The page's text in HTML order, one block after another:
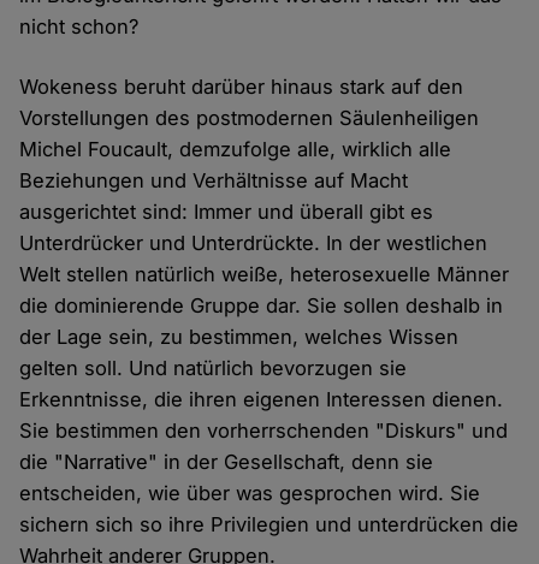
nicht schon?
Wokeness beruht darüber hinaus stark auf den
Vorstellungen des postmodernen Säulenheiligen
Michel Foucault, demzufolge alle, wirklich alle
Beziehungen und Verhältnisse auf Macht
ausgerichtet sind: Immer und überall gibt es
Unterdrücker und Unterdrückte. In der westlichen
Welt stellen natürlich weiße, heterosexuelle Männer
die dominierende Gruppe dar. Sie sollen deshalb in
der Lage sein, zu bestimmen, welches Wissen
gelten soll. Und natürlich bevorzugen sie
Erkenntnisse, die ihren eigenen Interessen dienen.
Sie bestimmen den vorherrschenden "Diskurs" und
die "Narrative" in der Gesellschaft, denn sie
entscheiden, wie über was gesprochen wird. Sie
sichern sich so ihre Privilegien und unterdrücken die
Wahrheit anderer Gruppen.